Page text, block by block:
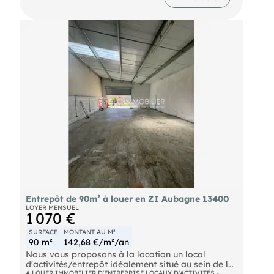
Entrepôt de 90m² à louer en ZI Aubagne 13400
LOYER MENSUEL
1 070 €
SURFACE
90 m²
MONTANT AU M²
142,68 €/m²/an
Nous vous proposons à la location un local
d'activités/entrepôt idéalement situé au sein de la